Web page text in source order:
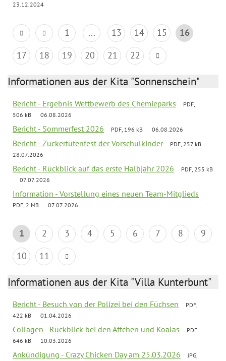
23.12.2024
1 ... 13 14 15
16
17
18 19 20 21 22
Informationen aus der Kita "Sonnenschein"
Bericht - Ergebnis Wettbewerb des Chemieparks
PDF,
506 kB
06.08.2026
Bericht - Sommerfest 2026 PDF, 196 kB 06.08.2026
Bericht - Zuckertütenfest der Vorschulkinder
PDF, 257 kB
28.07.2026
Bericht - Rückblick auf das erste Halbjahr 2026
PDF, 255 kB
07.07.2026
Information - Vorstellung eines neuen Team-Mitglieds
PDF, 2 MB 07.07.2026
1 2 3 4 5 6 7 8
9
10
11
Informationen aus der Kita "Villa Kunterbunt"
Bericht - Besuch von der Polizei bei den Füchsen
PDF,
422 kB
01.04.2026
Collagen - Rückblick bei den Äffchen und Koalas
PDF,
646 kB
10.03.2026
Ankündigung - Crazy Chicken Day am 25.03.2026 JPG,